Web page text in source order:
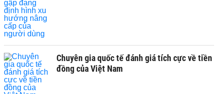
Chuyên gia quốc tế đánh giá tích cực về tiền
đồng của Việt Nam